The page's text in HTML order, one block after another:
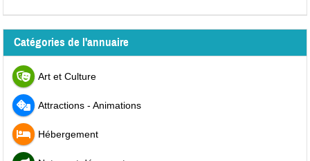
Catégories de l'annuaire
Art et Culture
Attractions - Animations
Hébergement